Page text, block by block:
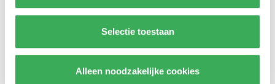
Selectie toestaan
Alleen noodzakelijke cookies
Don’t enter the secret cave of
stupidity
06 juni 2019
24 25 26 27